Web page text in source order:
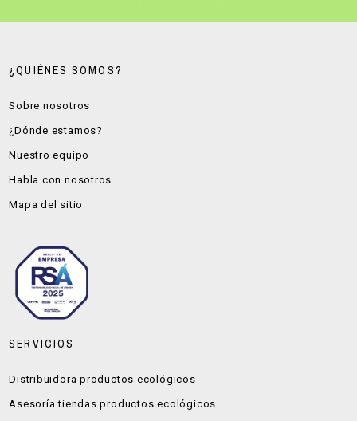
¿QUIÉNES SOMOS?
Sobre nosotros
¿Dónde estamos?
Nuestro equipo
Habla con nosotros
Mapa del sitio
SERVICIOS
Distribuidora productos ecológicos
Asesoría tiendas productos ecológicos